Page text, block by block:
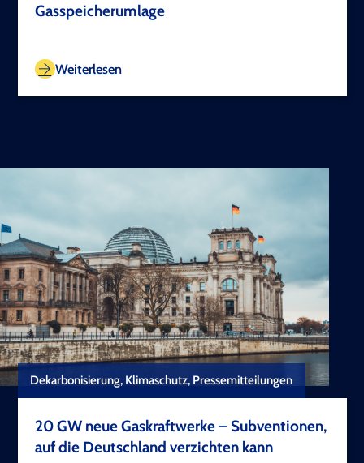
Gasspeicherumlage
Weiterlesen
Dekarbonisierung, Klimaschutz, Pressemitteilungen
20 GW neue Gaskraftwerke – Subventionen,
auf die Deutschland verzichten kann